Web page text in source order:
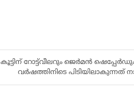
കൂട്ടിന് റോട്ട്‌വീലറും ജെർമൻ
വർഷത്തിനിടെ പിടിയിലാകുന്നത്